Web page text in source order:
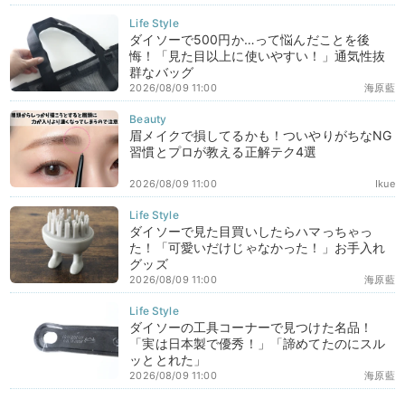
ダイソーで500円か…って悩んだことを後
悔！「見た目以上に使いやすい！」通気性抜
群なバッグ
海原藍
2026/08/09 11:00
眉メイクで損してるかも！ついやりがちなNG
習慣とプロが教える正解テク4選
Ikue
2026/08/09 11:00
ダイソーで見た目買いしたらハマっちゃっ
た！「可愛いだけじゃなかった！」お手入れ
グッズ
海原藍
2026/08/09 11:00
ダイソーの工具コーナーで見つけた名品！
「実は日本製で優秀！」「諦めてたのにスル
ッととれた」
海原藍
2026/08/09 11:00